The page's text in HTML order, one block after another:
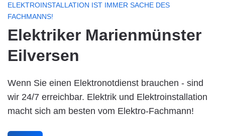
ELEKTROINSTALLATION IST IMMER SACHE DES
FACHMANNS!
Elektriker Marienmünster
Eilversen
Wenn Sie einen Elektronotdienst brauchen - sind
wir 24/7 erreichbar. Elektrik und Elektroinstallation
macht sich am besten vom Elektro-Fachmann!